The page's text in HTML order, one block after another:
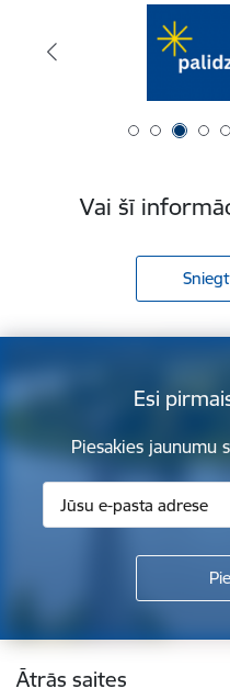
Vai šī
Esi
Piesakies jaunumu
Kājene
Ātrās saites